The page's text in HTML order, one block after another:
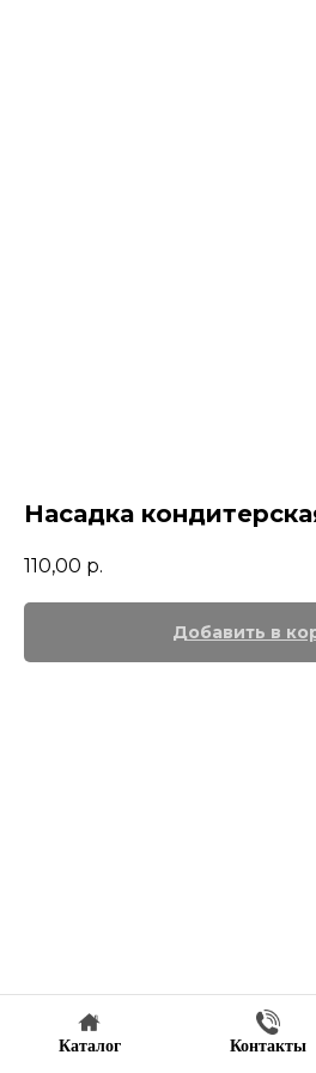
Насадка
110,00 р.
Добавить в
Каталог Контакты